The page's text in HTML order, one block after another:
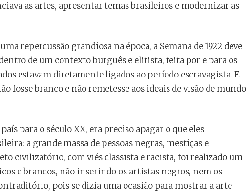
as artes, apresentar temas brasileiros e modernizar as
repercussão grandiosa na época, a Semana de 1922 deve
de um contexto burguês e elitista, feita por e para os
estavam diretamente ligados ao período escravagista. E
fosse branco e não remetesse aos ideais de visão de mundo
para o século XX, era preciso apagar o que eles
a grande massa de pessoas negras, mestiças e
civilizatório, com viés classista e racista, foi realizado um
e brancos, não inserindo os artistas negros, nem os
pois se dizia uma ocasião para mostrar a arte